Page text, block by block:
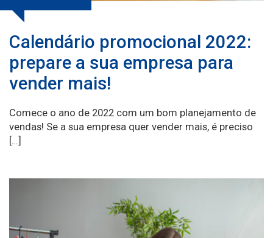
Calendário promocional 2022:
prepare a sua empresa para
vender mais!
Comece o ano de 2022 com um bom planejamento de
vendas! Se a sua empresa quer vender mais, é preciso
[…]